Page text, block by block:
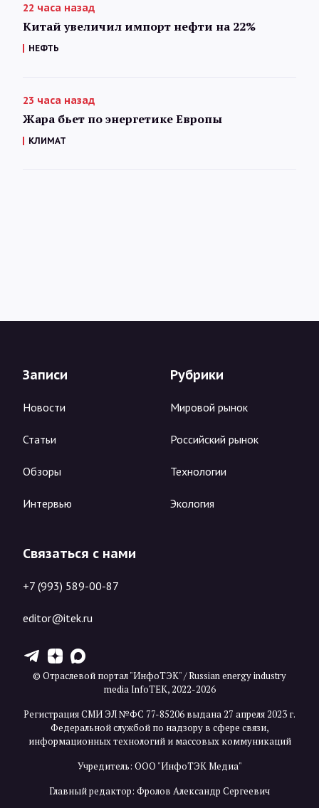
22 часа назад
Китай увеличил импорт нефти на 22%
НЕФТЬ
23 часа назад
Жара бьет по энергетике Европы
КЛИМАТ
Записи
Новости
Статьи
Обзоры
Интервью
Рубрики
Мировой рынок
Российский рынок
Технологии
Экология
Связаться с нами
+7 (993) 589-00-87
editor@itek.ru
T Z X
© Отраслевой портал "ИнфоТЭК" / Russian energy industry
media InfoTEK, 2022-2026
Регистрация СМИ ЭЛ №ФС 77-85206 выдана 27 апреля 2023 г.
Федеральной службой по надзору в сфере связи,
информационных технологий и массовых коммуникаций
Учредитель: ООО "ИнфоТЭК Медиа"
Главный редактор: Фролов Александр Сергеевич